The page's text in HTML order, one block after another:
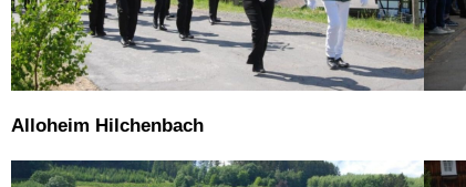
Alloheim Hilchenbach